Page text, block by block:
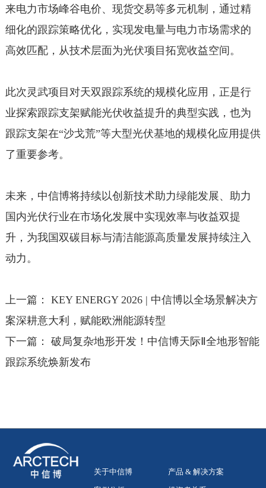
来电力市场峰谷电价、现货交易等多元机制，通过精
细化的跟踪策略优化，实现发电量与电力市场需求的
高效匹配，从技术层面为光伏项目拓宽收益空间。
此次灵武项目对天双跟踪系统的规模化应用，正是行
业探索跟踪支架赋能光伏收益提升的典型实践，也为
跟踪支架在“沙戈荒”等大型光伏基地的规模化应用提供
了重要参考。
未来，中信博将持续以创新技术助力绿能发展、助力
国内光伏行业在市场化发展中实现效率与收益双提
升，为我国双碳目标与清洁能源高质量发展持续注入
动力。
上一篇：
KEY ENERGY 2026 | 中信博以全场景解决方
案深耕意大利，赋能欧洲能源转型
下一篇：
破局复杂地形开发！中信博天际Ⅱ全地形智能
跟踪系统焕新发布
关于中信博 产品 & 解决方案